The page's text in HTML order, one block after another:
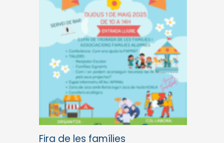
Fira de les famílies